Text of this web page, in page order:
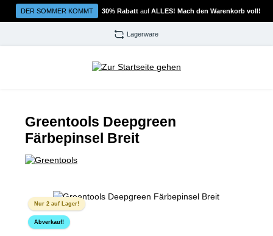
Zum Hauptinhalt springen
DER SOMMER KOMMT 30% Rabatt auf ALLES! Mach den Warenkorb voll!
Lagerware
Greentools Deepgreen
Färbepinsel Breit
Bildergalerie überspringen
Nur 2 auf Lager!
Abverkauf!